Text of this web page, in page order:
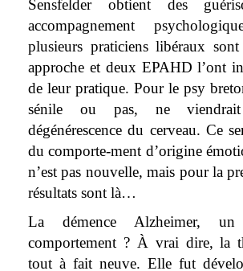
Sensfelder obtient des
accompagnement
plusieurs praticiens libéraux
approche et deux EPAHD l’ont
de leur pratique. Pour le psy
sénile ou pas, ne
dégénérescence du cerveau. Ce
du comporte-ment d’origine
n’est pas nouvelle, mais pour la
résultats sont là…
La démence Alzheimer,
comportement ? À vrai dire, la
tout à fait neuve. Elle fut